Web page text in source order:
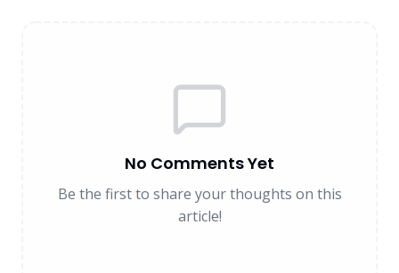
No Comments Yet
Be the first to share your thoughts on this
article!